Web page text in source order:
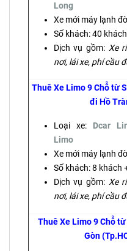
Long
Xe mới máy lạnh
Số khách: 40
Dịch vụ gồm: Xe
nơi, lái xe, phí cầu
Thuê Xe Limo 9 Chỗ từ
đi Hồ
Loại xe: Dcar
Limo
Xe mới máy lạnh
Số khách: 8 khách
Dịch vụ gồm: Xe
nơi, lái xe, phí cầu
Thuê Xe Limo 9 Chỗ
Gòn